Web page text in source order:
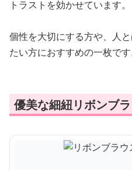
トラストを効かせています。
個性を大切にする方や、人
たい方におすすめの一枚です
優美な細紐リボンブ